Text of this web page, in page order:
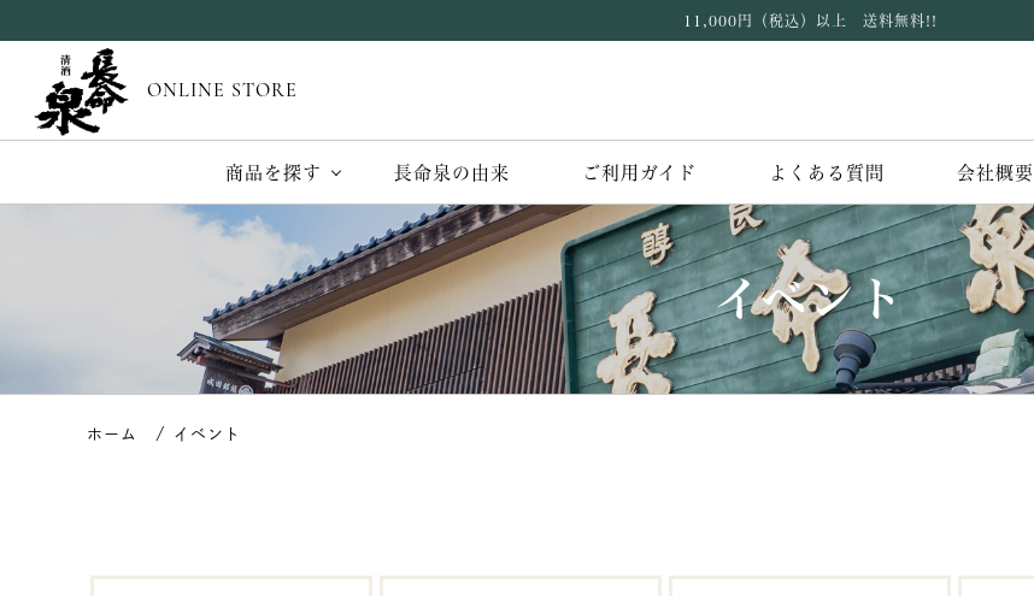
11,000円（税込）以上 送料無料!!
ONLINE STORE
商品を探す 長命泉の由来 ご利用ガイド よくある質問 会社概要
イベント
イベント